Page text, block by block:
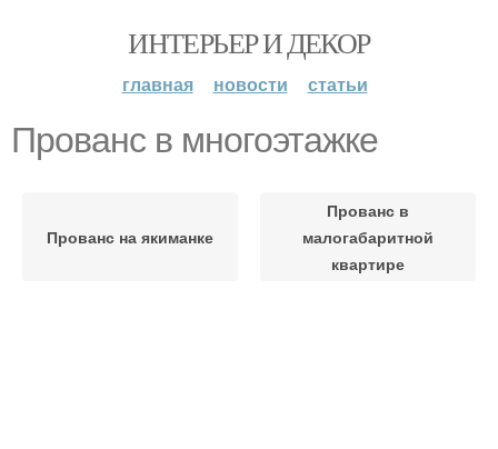
ИНТЕРЬЕР И ДЕКОР
главная новости статьи
Прованс в многоэтажке
Прованс на якиманке
Прованс в
малогабаритной
квартире